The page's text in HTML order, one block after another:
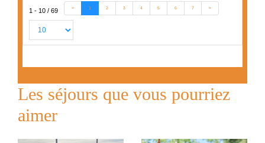
1 - 10 / 69 < 1 2 3 4 5 6 7 >
Les séjours que vous pourriez
aimer